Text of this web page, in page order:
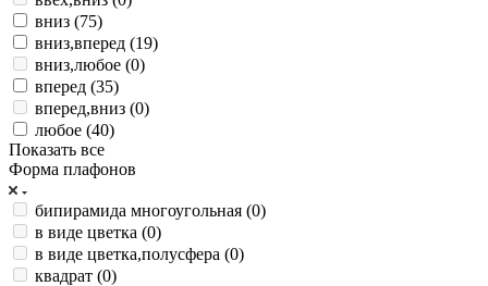
вниз (75)
вниз,вперед (19)
вниз,любое (0)
вперед (35)
вперед,вниз (0)
любое (40)
Показать все
Форма плафонов
бипирамида многоугольная (0)
в виде цветка (0)
в виде цветка,полусфера (0)
квадрат (0)